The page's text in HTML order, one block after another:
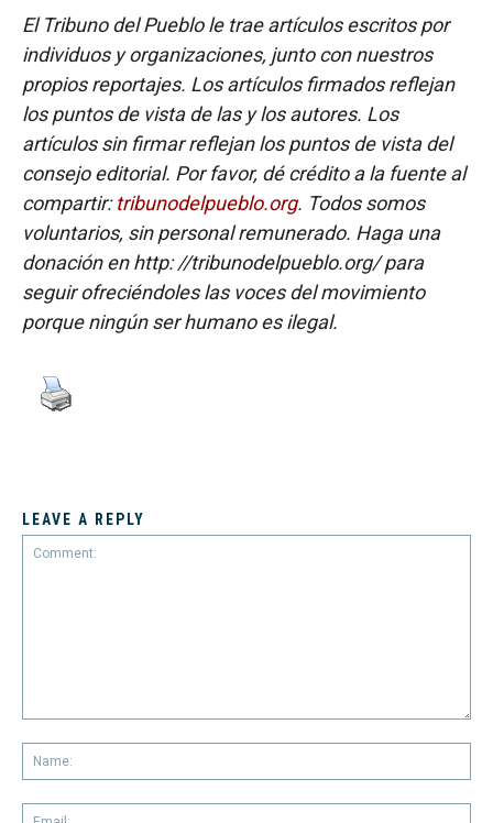
El Tribuno del Pueblo le trae artículos escritos por
individuos y organizaciones, junto con nuestros
propios reportajes. Los artículos firmados reflejan
los puntos de vista de las y los autores. Los
artículos sin firmar reflejan los puntos de vista del
consejo editorial. Por favor, dé crédito a la fuente al
compartir:tribunodelpueblo.org. Todos somos
voluntarios, sin personal remunerado. Haga una
donación en http: //tribunodelpueblo.org/ para
seguir ofreciéndoles las voces del movimiento
porque ningún ser humano es ilegal.
LEAVE A REPLY